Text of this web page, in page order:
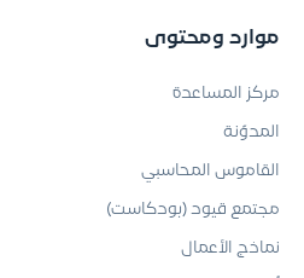
موارد ومحتوى
مركز المساعدة
المدوّنة
القاموس المحاسبي
مجتمع قيود (بودكاست)
نماذج الأعمال